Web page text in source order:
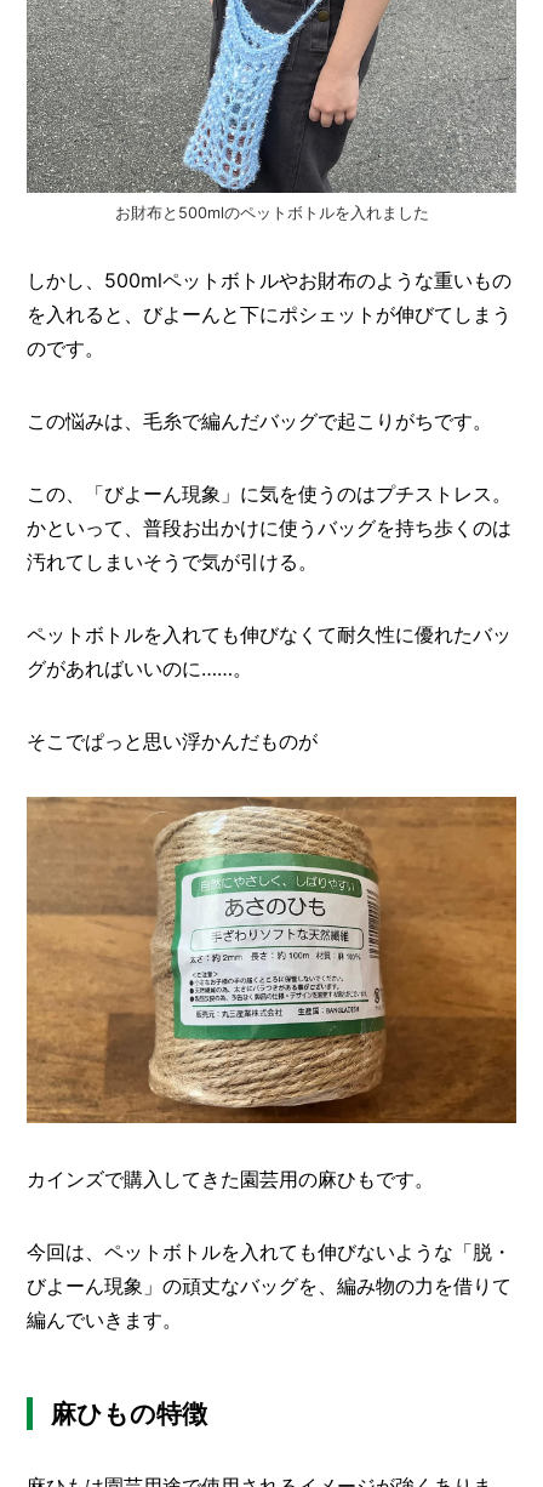
A
F
F
お財布と500mlのペットボトルを入れました
しかし、500mlペットボトルやお財布のような重いもの
を入れると、びよーんと下にポシェットが伸びてしまう
のです。
この悩みは、毛糸で編んだバッグで起こりがちです。
この、「びよーん現象」に気を使うのはプチストレス。
かといって、普段お出かけに使うバッグを持ち歩くのは
汚れてしまいそうで気が引ける。
ペットボトルを入れても伸びなくて耐久性に優れたバッ
グがあればいいのに……。
そこでぱっと思い浮かんだものが
カインズで購入してきた園芸用の麻ひもです。
今回は、ペットボトルを入れても伸びないような「脱・
びよーん現象」の頑丈なバッグを、編み物の力を借りて
編んでいきます。
麻ひもの特徴